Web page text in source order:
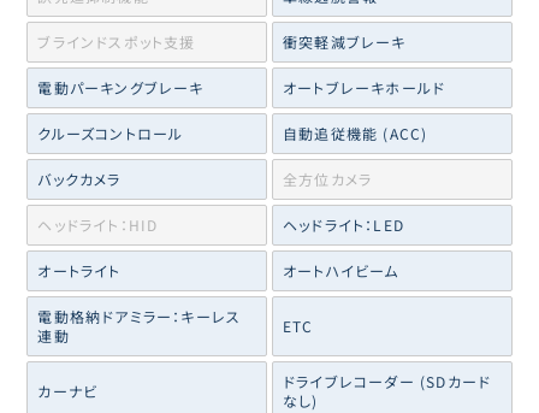
ブラインドスポット支援 衝突軽減ブレーキ
電動パーキングブレーキ オートブレーキホールド
クルーズコントロール 自動追従機能 (ACC)
バックカメラ 全方位カメラ
ヘッドライト：HID ヘッドライト：LED
オートライト オートハイビーム
電動格納ドアミラー：キーレス
連動
ETC
カーナビ
ドライブレコーダー (SDカード
なし)